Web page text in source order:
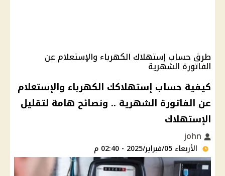
طرق حساب إستهلاك الكهرباء والإستعلام عن
الفاتورة الشهرية
كيفية حساب إستهلاكك الكهرباء والإستعلام
عن الفاتورة الشهرية .. ونصائح هامة لتقليل
الإستهلاك
الأربعاء 05/فبراير/2025 - 02:40 م